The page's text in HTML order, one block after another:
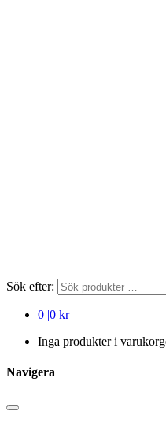
Sök efter:
0 |0 kr
Inga produkter i
Navigera